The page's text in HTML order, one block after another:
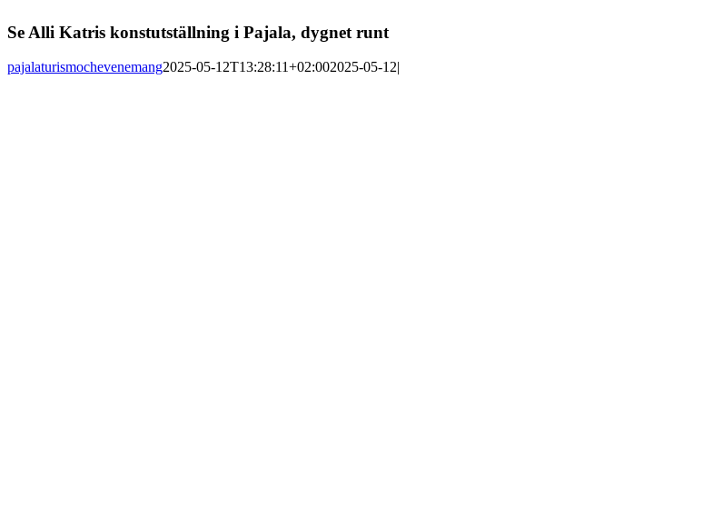
Se Alli Katris konstutställning i Pajala, dygnet runt
pajalaturismochevenemang2025-05-12T13:28:11+02:002025-05-12|